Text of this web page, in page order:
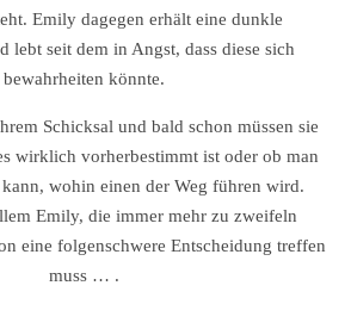
Emily dagegen erhält eine dunkle
lebt seit dem in Angst, dass diese sich
bewahrheiten könnte.
Schicksal und bald schon müssen sie
wirklich vorherbestimmt ist oder ob man
kann, wohin einen der Weg führen wird.
Emily, die immer mehr zu zweifeln
eine folgenschwere Entscheidung treffen
muss … .